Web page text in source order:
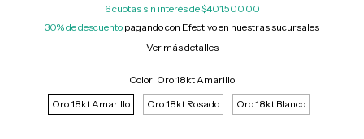
6cuotas sin interés de$401.500,00
30% de descuento pagando con Efectivo en nuestras sucursales
Ver más detalles
Color: Oro 18kt Amarillo
Oro 18kt Amarillo
Oro 18kt Rosado Oro 18kt Blanco